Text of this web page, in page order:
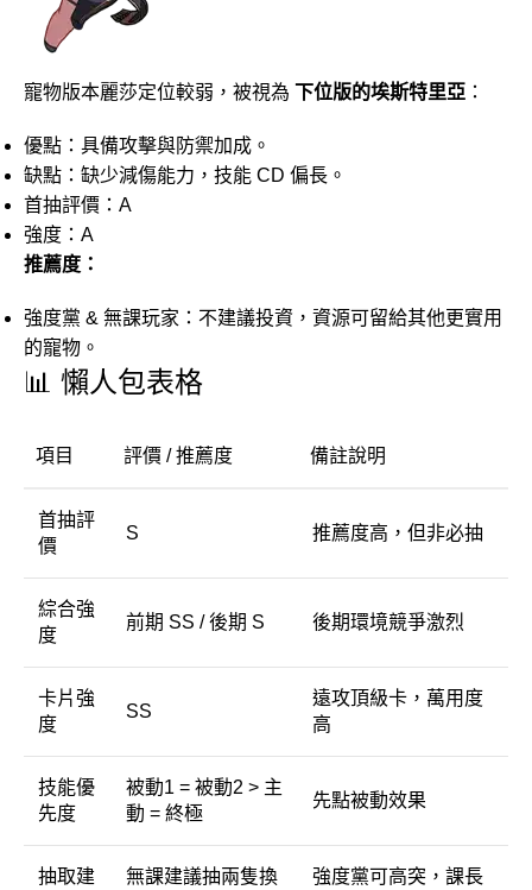
寵物版本麗莎定位較弱，被視為 下位版的埃斯特里亞 ：
優點：具備攻擊與防禦加成。
缺點：缺少減傷能力，技能 CD 偏長。
首抽評價：A
強度：A
推薦度：
強度黨 & 無課玩家：不建議投資，資源可留給其他更實用
的寵物。
📊 懶人包表格
項目 評價 / 推薦度 備註說明
首抽評
價
S 推薦度高，但非必抽
綜合強
度
前期 SS / 後期 S 後期環境競爭激烈
卡片強
度
SS
遠攻頂級卡，萬用度
高
技能優
先度
被動1 = 被動2 > 主
動 = 終極
先點被動效果
抽取建
無課建議抽兩隻換
強度黨可高突，課長